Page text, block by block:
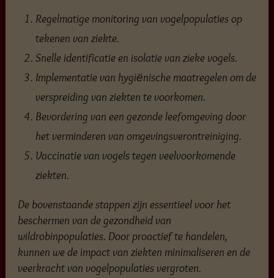
Regelmatige monitoring van vogelpopulaties op
tekenen van ziekte.
Snelle identificatie en isolatie van zieke vogels.
Implementatie van hygiënische maatregelen om de
verspreiding van ziekten te voorkomen.
Bevordering van een gezonde leefomgeving door
het verminderen van omgevingsverontreiniging.
Vaccinatie van vogels tegen veelvoorkomende
ziekten.
De bovenstaande stappen zijn essentieel voor het
beschermen van de gezondheid van
wildrobinpopulaties. Door proactief te handelen,
kunnen we de impact van ziekten minimaliseren en de
veerkracht van vogelpopulaties vergroten.